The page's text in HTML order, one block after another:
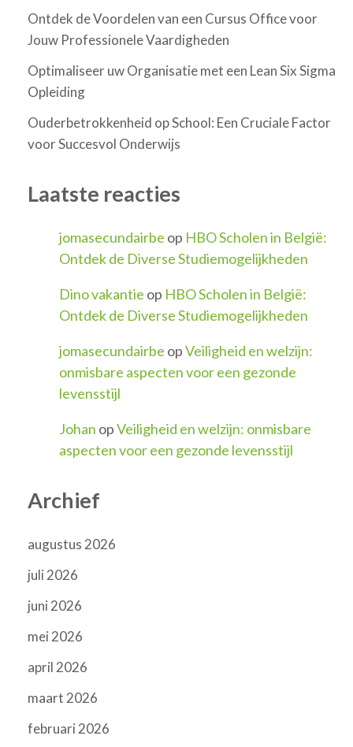
Ontdek de Voordelen van een Cursus Office voor
Jouw Professionele Vaardigheden
Optimaliseer uw Organisatie met een Lean Six Sigma
Opleiding
Ouderbetrokkenheid op School: Een Cruciale Factor
voor Succesvol Onderwijs
Laatste reacties
jomasecundairbe op HBO Scholen in België:
Ontdek de Diverse Studiemogelijkheden
Dino vakantie op HBO Scholen in België:
Ontdek de Diverse Studiemogelijkheden
jomasecundairbe opVeiligheid en welzijn:
onmisbare aspecten voor een gezonde
levensstijl
Johan opVeiligheid en welzijn: onmisbare
aspecten voor een gezonde levensstijl
Archief
augustus 2026
juli 2026
juni 2026
mei 2026
april 2026
maart 2026
februari 2026